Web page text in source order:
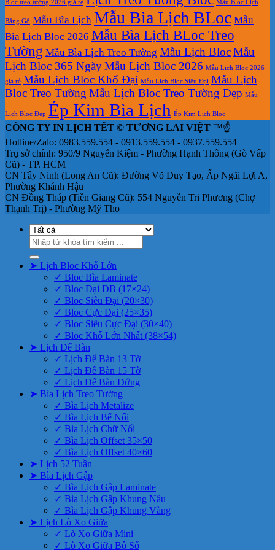
Bloc treo tường 2026 giá rẻ Mẫu Bloc Lịch
Bằng Gỗ Mẫu Bìa Lịch Mẫu Bìa Lịch BLoc Mẫu
Bìa Lịch Bloc 2026 Mẫu Bìa Lịch BLoc Treo
Tường Mẫu Bìa Lịch Treo Tường Mẫu Lịch BlocMẫu
Lịch Bloc 365 NgàyMẫu Lịch Bloc 2026 Mẫu Lịch Bloc 2026
giá rẻ Mẫu Lịch Bloc Khổ Đại Mẫu Lịch Bloc Siêu Đại Mẫu Lịch
Bloc Treo Tường Mẫu Lịch Bloc Treo Tường Đẹp Mẫu
Lịch Bloc Đẹp Ép Kim Bìa Lịch Ép Kim Lịch Bloc
CÔNG TY IN LỊCH TẾT © TƯƠNG LAI VIỆT ™☝️
Hotline/Zalo: 0983.559.554 - 0913.559.554 - 0937.559.554
Trụ sở chính: 950/9 Nguyễn Kiệm - Phường Hạnh Thông (Gò Vấp
Cũ) - TP. HCM
CN Tây Ninh (Long An Cũ): Đường Võ Duy Tạo, Ấp Ngãi Lợi A,
Phường Khánh Hậu
CN Đồng Tháp (Tiền Giang Cũ): 554 Nguyễn Tri Phương (Chợ
Thạnh Trị) - Phường Mỹ Tho
Tìm
kiếm:
➤ Lịch Bloc Khổ Lớn
✓ Bloc Bìa Laminate
✓ Bloc Đại ĐB (17×24)
✓ Bloc Siêu Đại (20×30)
✓ Bloc Cực Đại (25×35)
✓ Bloc Siêu Cực Đại (30×40)
✓ Bloc Khổ Lớn Nhất (38×54)
➤ Lịch Để Bàn
✓ Lịch Để Bàn 13 Tờ
✓ Lịch Để Bàn 15 Tờ
✓ Lịch Để Bàn Đứng
➤ Bìa Lịch Treo Tường
✓ Bìa Lịch Metalize
✓ Bìa Lịch Bế Nổi
✓ Bìa Lịch Chữ Nổi
✓ Bìa Lịch Offset 35×50
✓ Bìa Lịch Offset 40×60
➤ Lịch 52 Tuần
➤ Bìa Lịch Gập
✓ Bìa Lịch Gập Laminate
✓ Bìa Lịch Gập Khung Nâu
✓ Bìa Lịch Gập Khung Vàng
➤ Lịch Lò Xo Giữa
✓ Lò Xo Giữa Mini
✓ Lò Xo Giữa Bộ Số